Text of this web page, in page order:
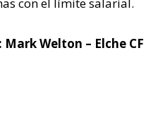
Mark Welton – Elche CF